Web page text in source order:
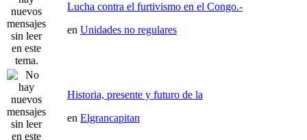
Lucha contra el furtivismo en el Congo.-
en Unidades no regulares
Historia, presente y futuro de la
en Elgrancapitan